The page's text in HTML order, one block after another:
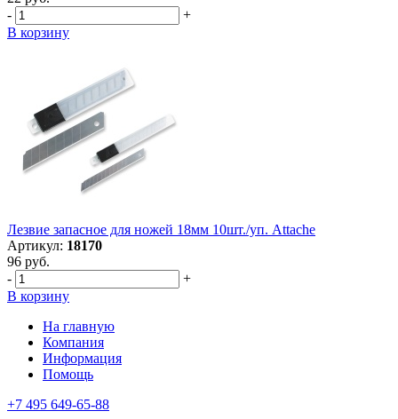
-
+
В корзину
Лезвие запасное для ножей 18мм 10шт./уп. Attache
Артикул: 18170
96 руб.
-
+
В корзину
На главную
Компания
Информация
Помощь
+7 495 649-65-88